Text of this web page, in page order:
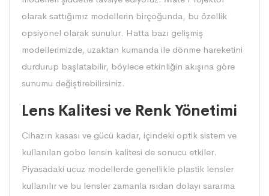
olarak sattığımız modellerin birçoğunda, bu özellik
opsiyonel olarak sunulur. Hatta bazı gelişmiş
modellerimizde, uzaktan kumanda ile dönme hareketini
durdurup başlatabilir, böylece etkinliğin akışına göre
sunumu değiştirebilirsiniz.
Lens Kalitesi ve Renk Yönetimi
Cihazın kasası ve gücü kadar, içindeki optik sistem ve
kullanılan gobo lensin kalitesi de sonucu etkiler.
Piyasadaki ucuz modellerde genellikle plastik lensler
kullanılır ve bu lensler zamanla ısıdan dolayı sararma